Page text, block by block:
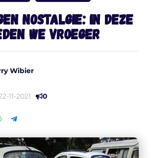
nostalgie: in deze
we vroeger
Wibier
11-2021 0